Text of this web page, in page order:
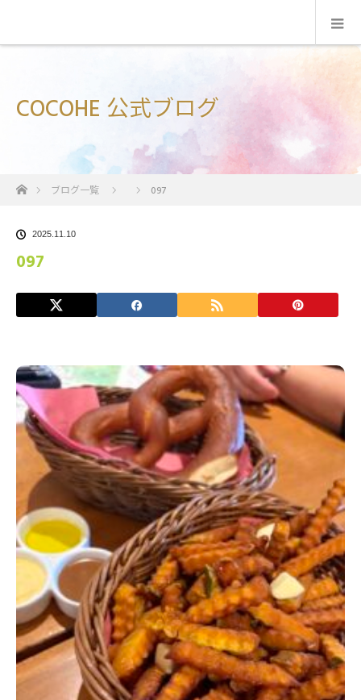
COCOHE 公式ブログ
ホームブログ一覧 097
2025.11.10
097